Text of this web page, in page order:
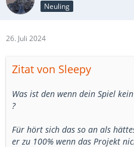
Neuling
26. Juli 2024
Zitat von Sleepy
Was ist den wenn dein Spiel
?
Für hört sich das so an als
er zu 100% wenn das Projekt